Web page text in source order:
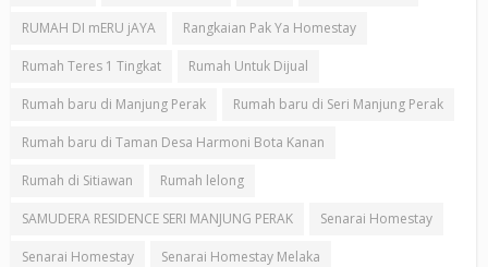
RUMAH DI mERU jAYA Rangkaian Pak Ya Homestay
Rumah Teres 1 Tingkat Rumah Untuk Dijual
Rumah baru di Manjung Perak Rumah baru di Seri Manjung Perak
Rumah baru di Taman Desa Harmoni Bota Kanan
Rumah di Sitiawan Rumah lelong
SAMUDERA RESIDENCE SERI MANJUNG PERAK Senarai Homestay
Senarai Homestay Senarai Homestay Melaka